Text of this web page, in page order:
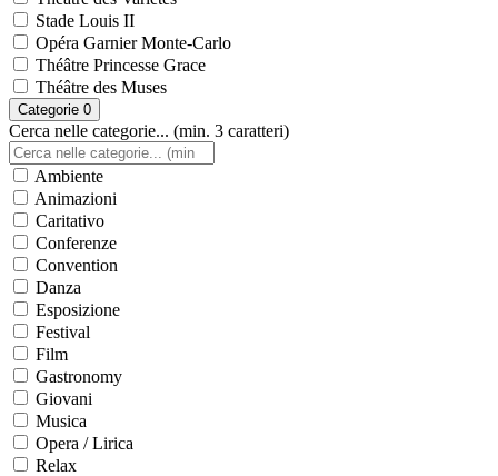
Stade Louis II
Opéra Garnier Monte-Carlo
Théâtre Princesse Grace
Théâtre des Muses
Categorie 0
Cerca nelle categorie... (min. 3 caratteri)
Ambiente
Animazioni
Caritativo
Conferenze
Convention
Danza
Esposizione
Festival
Film
Gastronomy
Giovani
Musica
Opera / Lirica
Relax